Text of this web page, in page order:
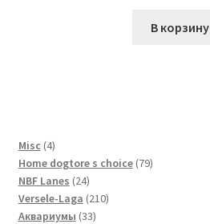
В корзину
Misc 44
товара
Home dogtore s choice 7979
NBF Lanes 2424
товара
Versele-Laga 210210
Аквариумы 3333